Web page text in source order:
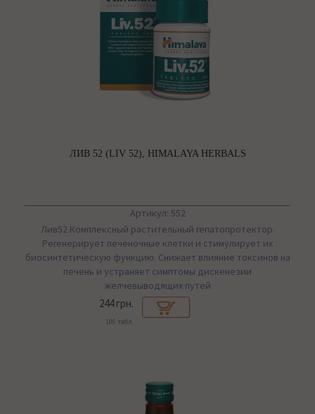
ЛИВ 52 (LIV 52), HIMALAYA HERBALS
Артикул: 552
Лив52 Комплексный растительный гепатопротектор.
Регенерирует печеночные клетки и стимулирует их
биосинтетическую функцию. Снижает влияние токсинов на
печень и устраняет симптомы дискенезии
желчевыводящих путей
244 грн.
100 табл.